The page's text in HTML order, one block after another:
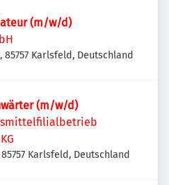
(m/w/d)
85757 Karlsfeld, Deutschland
(m/w/d)
Karlsfeld, Deutschland